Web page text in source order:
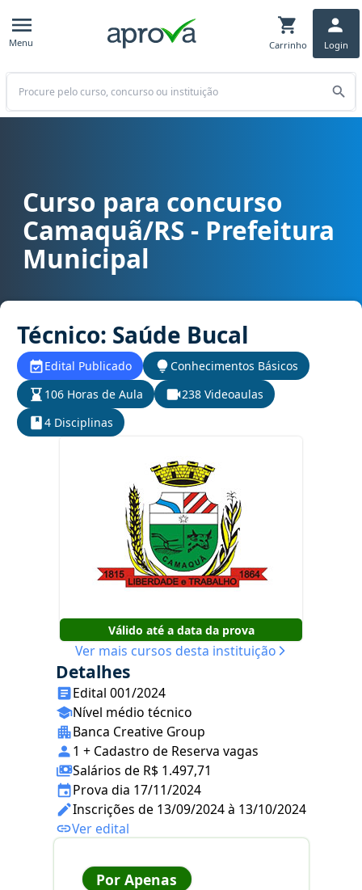
Menu Carrinho Login
Buscar
Curso para concurso Camaquã/RS - Prefeitura Municipal cargo
Curso para concurso
Camaquã/RS - Prefeitura
Municipal
Técnico: Saúde Bucal
Edital Publicado
Conhecimentos Básicos
106 Horas de Aula
238 Videoaulas
4 Disciplinas
Válido até a data da prova
Ver mais cursos desta instituição
Detalhes
Edital 001/2024
Nível médio técnico
Banca Creative Group
1 + Cadastro de Reserva vagas
Salários de R$ 1.497,71
Prova dia 17/11/2024
Inscrições de 13/09/2024 à 13/10/2024
Ver edital
Por Apenas